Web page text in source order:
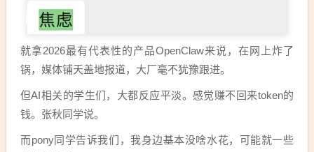
就拿2026最有代表性的产品OpenClaw来说，在网上炸了
锅，媒体铺天盖地报道，大厂毫不犹豫跟进。
但AI相关的学生们，大都反应平淡。感觉赚不回来token的
钱。张秋同学说。
而pony同学告诉我们，我身边基本没啥水花，可能就一些